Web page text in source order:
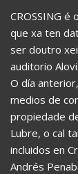
CROSSING
que xa ten
ser doutro
auditorio Alovi.
O día
medios de
propiedade
Lubre, o cal
incluidos en
Andrés